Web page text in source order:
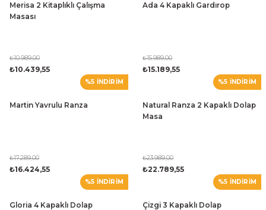
Merisa 2 Kitaplıklı Çalışma
Masası
₺10.989,00
₺10.439,55
Ada 4 Kapaklı Gardırop
₺15.989,00
₺15.189,55
%5 İNDİRİM
Martin Yavrulu Ranza
₺17.289,00
₺16.424,55
%5 İNDİRİM
Natural Ranza 2 Kapaklı Dolap
Masa
₺23.989,00
₺22.789,55
%5 İNDİRİM
Gloria 4 Kapaklı Dolap
%5 İNDİRİM
Çizgi 3 Kapaklı Dolap